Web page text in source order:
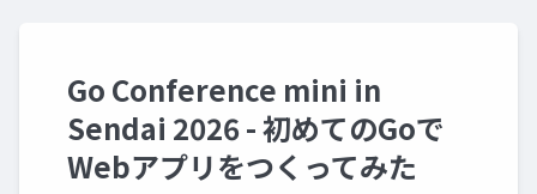
Go Conference mini in
Sendai 2026 - 初めてのGoで
Webアプリをつくってみた